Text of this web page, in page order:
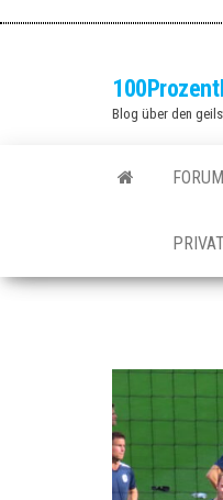
Blog über den
FORUM